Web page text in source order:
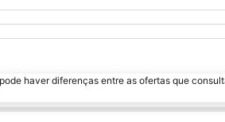
haver diferenças entre as ofertas que